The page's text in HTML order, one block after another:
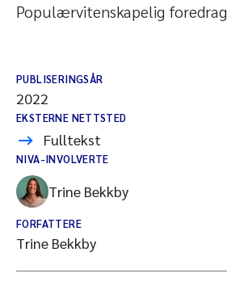
Populærvitenskapelig foredrag
PUBLISERINGSÅR
2022
EKSTERNE NETTSTED
Fulltekst
NIVA-INVOLVERTE
Trine Bekkby
FORFATTERE
Trine Bekkby